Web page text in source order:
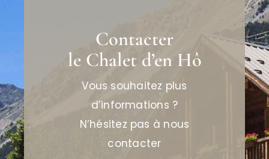
Contacter
le Chalet d’en Hô
Vous souhaitez plus
d’informations ?
N’hésitez pas à nous
contacter